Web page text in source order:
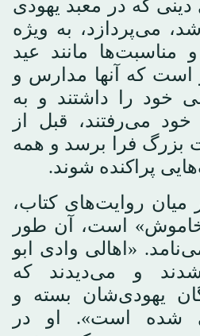
که در معبد یهودی
می‌پردازد، به ویژه
مناسبت‌ها مانند عید
است که آنها مدارس و
خود را داشتند و به
خود می‌رفتند، قبل از
بزرگ فرا برسد و همه
پراکنده شوند.
روایت‌های کتاب،
است، آن طور
«اهالی وادی ابو
و می‌دیدند که
یهودی‌شان بسته و
شده است». او در